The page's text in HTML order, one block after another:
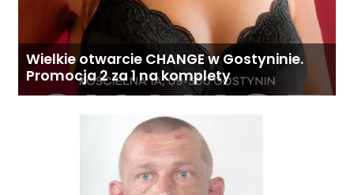
Wielkie otwarcie CHANGE w Gostyninie.
Promocja 2 za 1 na komplety